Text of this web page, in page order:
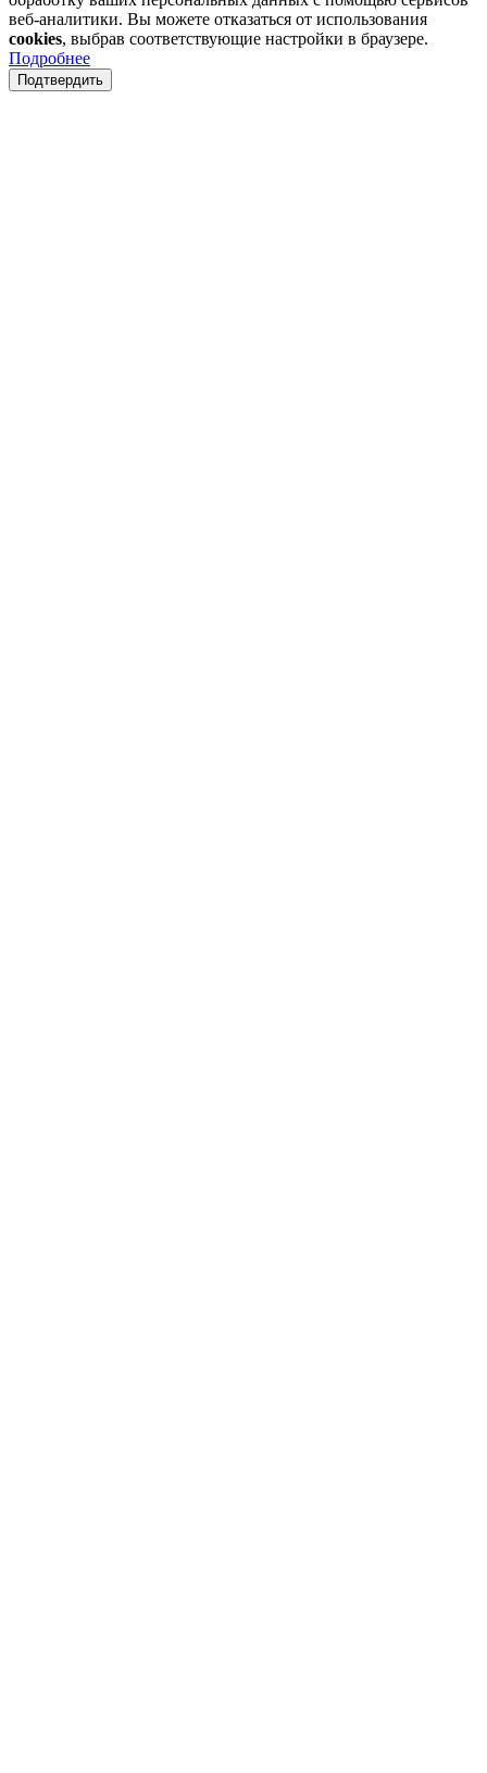
веб-аналитики. Вы можете отказаться от использования
cookies, выбрав соответствующие настройки в браузере.
Подробнее
Подтвердить